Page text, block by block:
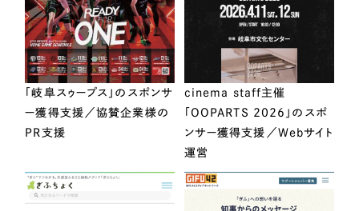
「岐阜スゥープス」のスポンサ
ー獲得支援／協賛企業様の
PR支援
cinema staff主催
「OOPARTS 2026」のスポ
ンサー獲得支援／Webサイト
運営